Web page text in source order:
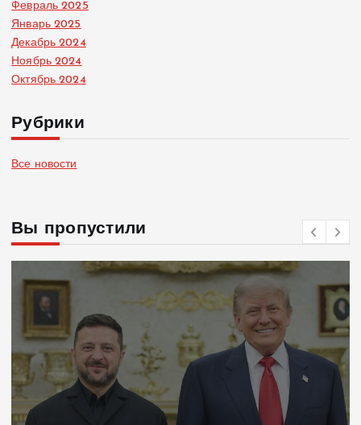
Февраль 2025
Январь 2025
Декабрь 2024
Ноябрь 2024
Октябрь 2024
Рубрики
Все новости
Вы пропустили